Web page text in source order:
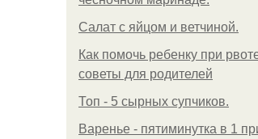
Салат с яйцом и ветчиной.
Как помочь ребенку при
советы для родителей
Топ - 5 сырных супчиков.
Варенье - пятиминутка в 1